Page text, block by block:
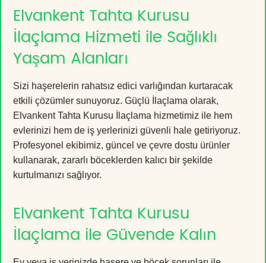
Elvankent Tahta Kurusu
İlaçlama Hizmeti ile Sağlıklı
Yaşam Alanları
Sizi haşerelerin rahatsız edici varlığından kurtaracak
etkili çözümler sunuyoruz. Güçlü İlaçlama olarak,
Elvankent Tahta Kurusu İlaçlama hizmetimiz ile hem
evlerinizi hem de iş yerlerinizi güvenli hale getiriyoruz.
Profesyonel ekibimiz, güncel ve çevre dostu ürünler
kullanarak, zararlı böceklerden kalıcı bir şekilde
kurtulmanızı sağlıyor.
Elvankent Tahta Kurusu
İlaçlama ile Güvende Kalın